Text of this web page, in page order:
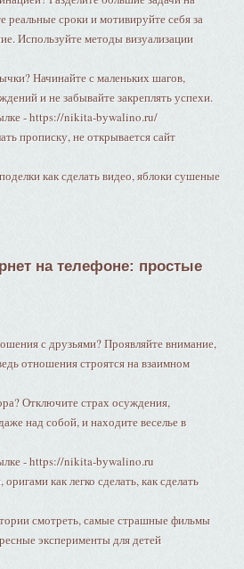
реальные сроки и мотивируйте себя за
Используйте методы визуализации
Начинайте с маленьких шагов,
и не забывайте закреплять успехи.
- https://nikita-bywalino.ru/
прописку, не открывается сайт
как сделать видео, яблоки сушеные
на телефоне: простые
с друзьями? Проявляйте внимание,
отношения строятся на взаимном
Отключите страх осуждения,
над собой, и находите веселье в
- https://nikita-bywalino.ru
как легко сделать, как сделать
смотреть, самые страшные фильмы
эксперименты для детей